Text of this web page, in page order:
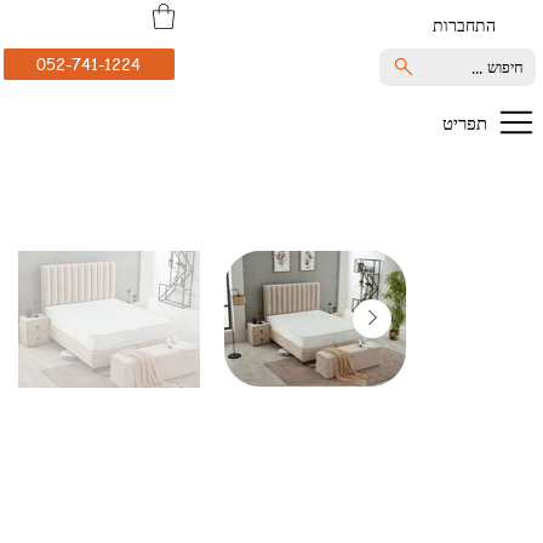
052-741-1224
תפריט
התחברות
חיפוש ...